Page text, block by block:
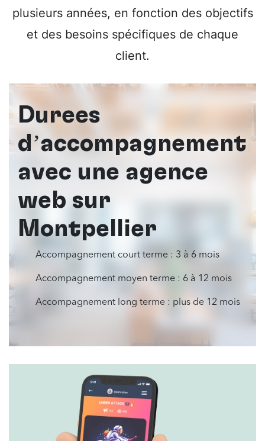
plusieurs années, en fonction des objectifs
et des besoins spécifiques de chaque
client.
Durées
d’accompagnement
avec une agence
web sur
Montpellier
Accompagnement court terme : 3 à 6 mois
Accompagnement moyen terme : 6 à 12 mois
Accompagnement long terme : plus de 12 mois